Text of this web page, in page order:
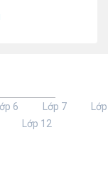
6 Lớp 7
Lớp
Lớp 12